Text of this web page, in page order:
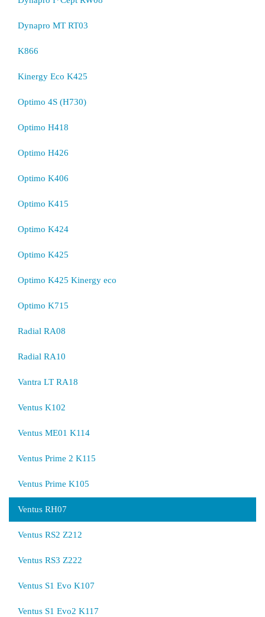
Dynapro MT RT03
K866
Kinergy Eco K425
Optimo 4S (H730)
Optimo H418
Optimo H426
Optimo K406
Optimo K415
Optimo K424
Optimo K425
Optimo K425 Kinergy eco
Optimo K715
Radial RA08
Radial RA10
Vantra LT RA18
Ventus K102
Ventus ME01 K114
Ventus Prime 2 K115
Ventus Prime K105
Ventus RH07
Ventus RS2 Z212
Ventus RS3 Z222
Ventus S1 Evo K107
Ventus S1 Evo2 K117